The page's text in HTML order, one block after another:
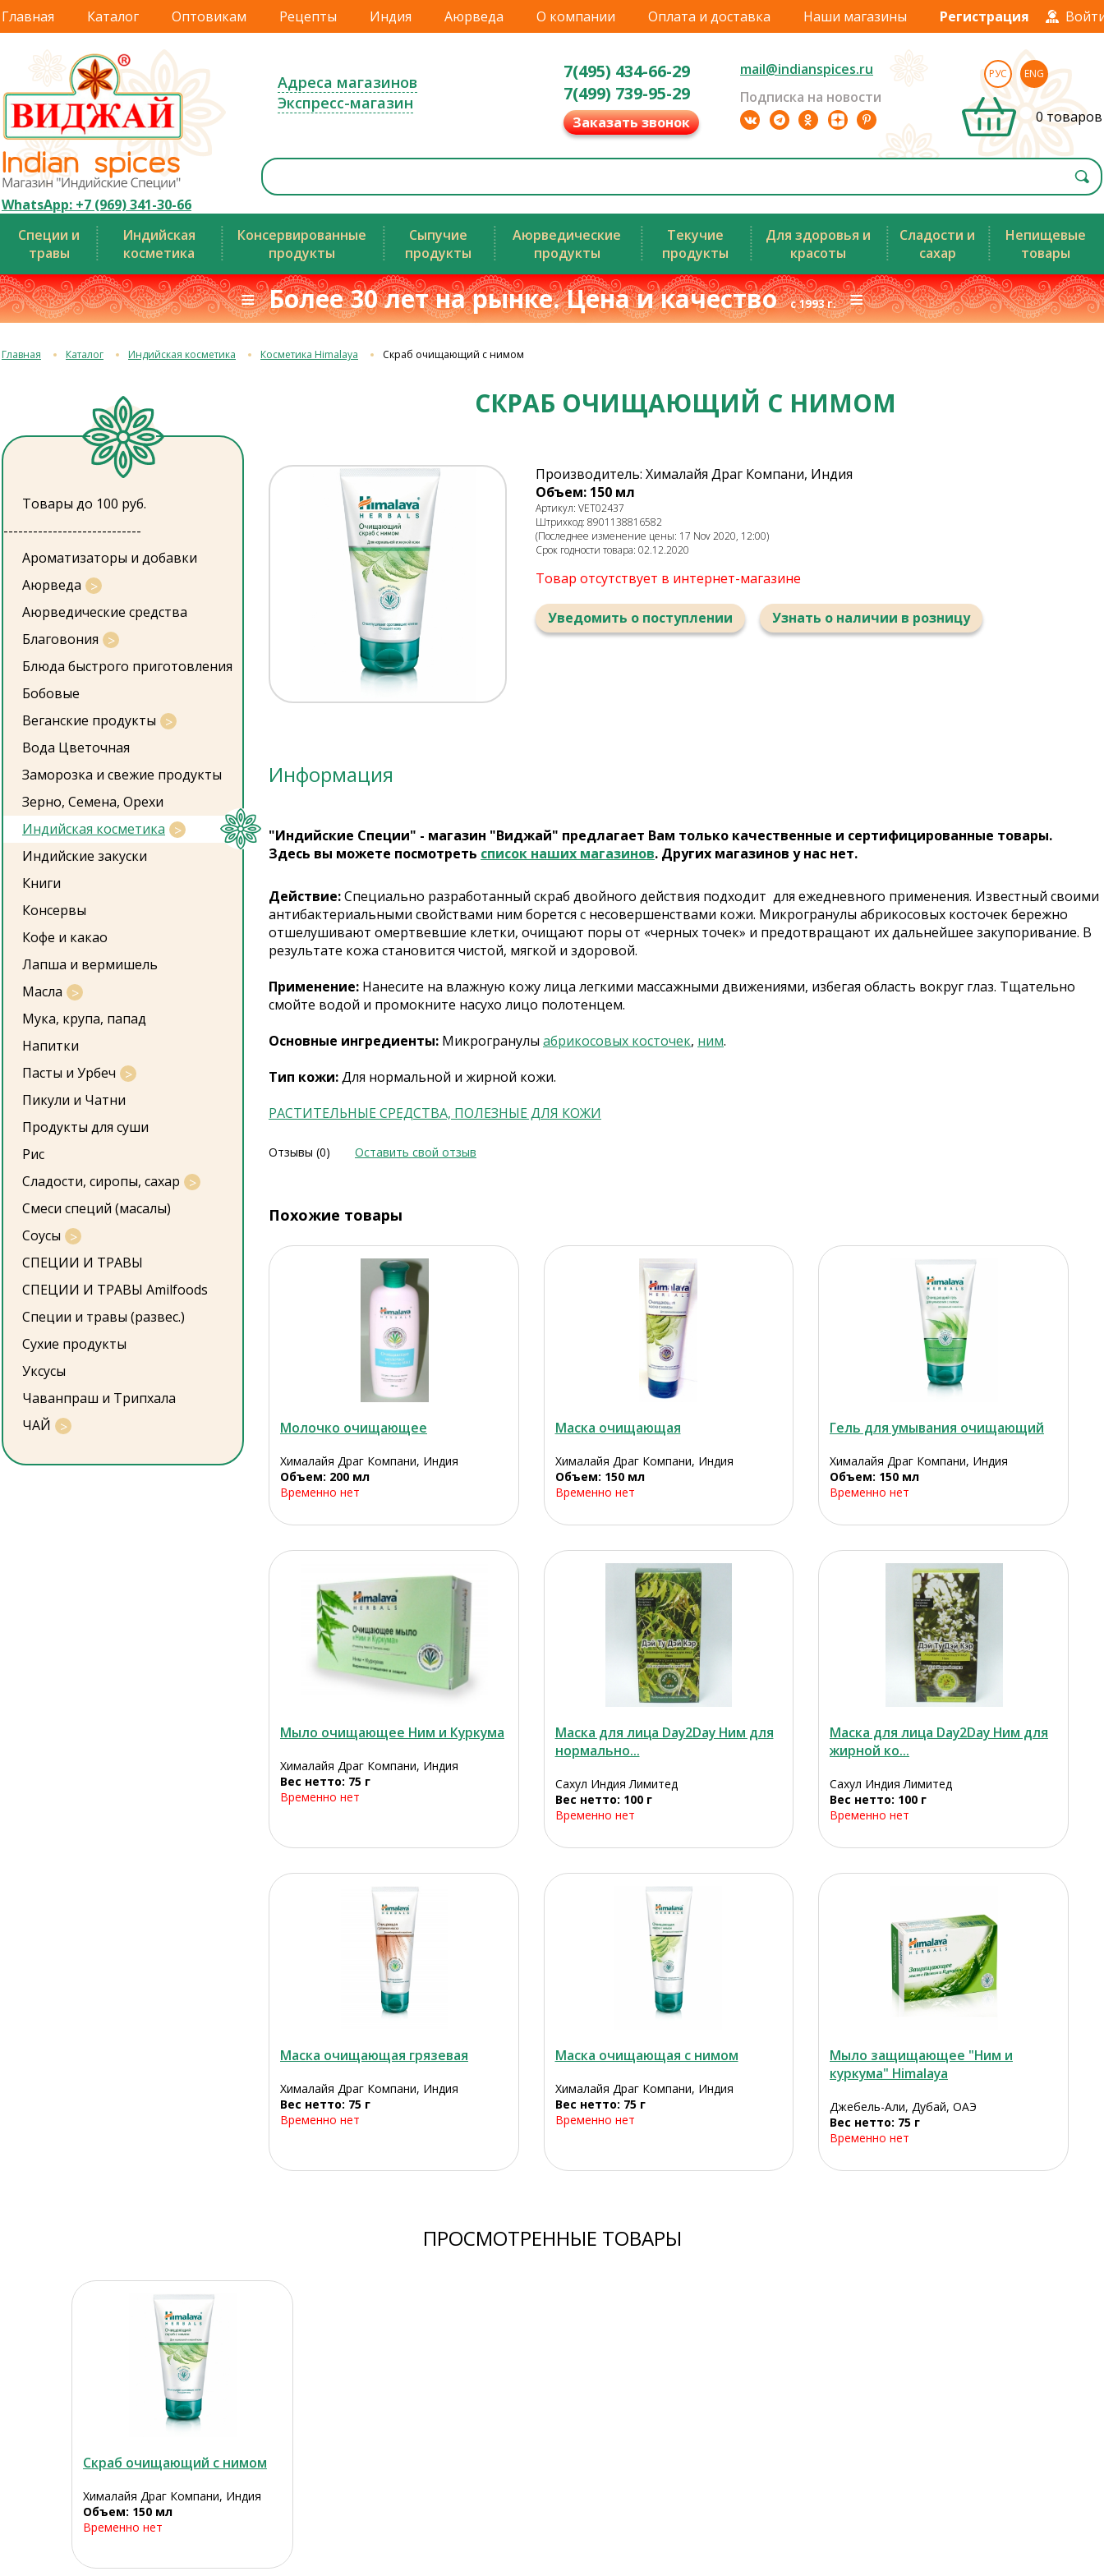
Главная Каталог Оптовикам Рецепты Индия Аюрведа О компании Оплата и доставка Наши магазины Регистрация
WhatsApp: +7 (969) 341-30-66
Адреса магазинов
Экспресс-магазин
7(495) 434-66-29
7(499) 739-95-29
Заказать звонок
mail@indianspices.ru
Подписка на новости
РУС ENG
0 товаров
Специи и
травы
Индийская
косметика
Консервированные
продукты
Сыпучие
продукты
Аюрведические
продукты
Текучие
продукты
Для здоровья и
красоты
Сладости и
сахар
Непищевые
товары
≡ Более 30 лет на рынке. Цена и качествос 1993 г.≡
Главная Каталог Индийская косметика Косметика Himalaya Скраб очищающий с нимом
Товары до 100 руб.
----------------------------
Ароматизаторы и добавки
Аюрведа
Аюрведические средства
Благовония
Блюда быстрого приготовления
Бобовые
Веганские продукты
Вода Цветочная
Заморозка и свежие продукты
Зерно, Семена, Орехи
Индийская косметика
Индийские закуски
Книги
Консервы
Кофе и какао
Лапша и вермишель
Масла
Мука, крупа, папад
Напитки
Пасты и Урбеч
Пикули и Чатни
Продукты для суши
Рис
Сладости, сиропы, сахар
Смеси специй (масалы)
Соусы
СПЕЦИИ И ТРАВЫ
СПЕЦИИ И ТРАВЫ Amilfoods
Специи и травы (развес.)
Сухие продукты
Уксусы
Чаванпраш и Трипхала
ЧАЙ
СКРАБ ОЧИЩАЮЩИЙ С НИМОМ
Производитель: Хималайя Драг Компани, Индия
Объем: 150 мл
Артикул: VET02437
Штрихкод: 8901138816582
(Последнее изменение цены: 17 Nov 2020, 12:00)
Срок годности товара: 02.12.2020
Товар отсутствует в интернет-магазине
Уведомить о поступлении Узнать о наличии в розницу
Информация
"Индийские Специи" - магазин "Виджай" предлагает Вам только качественные и сертифицированные товары.
Здесь вы можете посмотреть список наших магазинов. Других магазинов у нас нет.
Действие:Специально разработанный скраб двойного действия подходит для ежедневного применения. Известный своими
антибактериальными свойствами ним борется с несовершенствами кожи. Микрогранулы абрикосовых косточек бережно
отшелушивают омертвевшие клетки, очищают поры от «черных точек» и предотвращают их дальнейшее закупоривание. В
результате кожа становится чистой, мягкой и здоровой.
Применение: Нанесите на влажную кожу лица легкими массажными движениями, избегая область вокруг глаз. Тщательно
смойте водой и промокните насухо лицо полотенцем.
Основные ингредиенты: Микрогранулы абрикосовых косточек, ним.
Тип кожи:Для нормальной и жирной кожи.
РАСТИТЕЛЬНЫЕ СРЕДСТВА, ПОЛЕЗНЫЕ ДЛЯ КОЖИ
Отзывы (0) Оставить свой отзыв
Похожие товары
Молочко очищающее
Хималайя Драг Компани, Индия
Объем: 200 мл
Временно нет
Маска очищающая
Хималайя Драг Компани, Индия
Объем: 150 мл
Временно нет
Гель для умывания очищающий
Хималайя Драг Компани, Индия
Объем: 150 мл
Временно нет
Мыло очищающее Ним и Куркума
Хималайя Драг Компани, Индия
Вес нетто: 75 г
Временно нет
Маска для лица Day2Day Ним для
нормально...
Сахул Индия Лимитед
Вес нетто: 100 г
Временно нет
Маска для лица Day2Day Ним для
жирной ко...
Сахул Индия Лимитед
Вес нетто: 100 г
Временно нет
Маска очищающая грязевая
Хималайя Драг Компани, Индия
Вес нетто: 75 г
Временно нет
Маска очищающая с нимом
Хималайя Драг Компани, Индия
Вес нетто: 75 г
Временно нет
Мыло защищающее "Ним и
куркума" Himalaya
Джебель-Али, Дубай, ОАЭ
Вес нетто: 75 г
Временно нет
ПРОСМОТРЕННЫЕ ТОВАРЫ
Скраб очищающий с нимом
Хималайя Драг Компани, Индия
Объем: 150 мл
Временно нет